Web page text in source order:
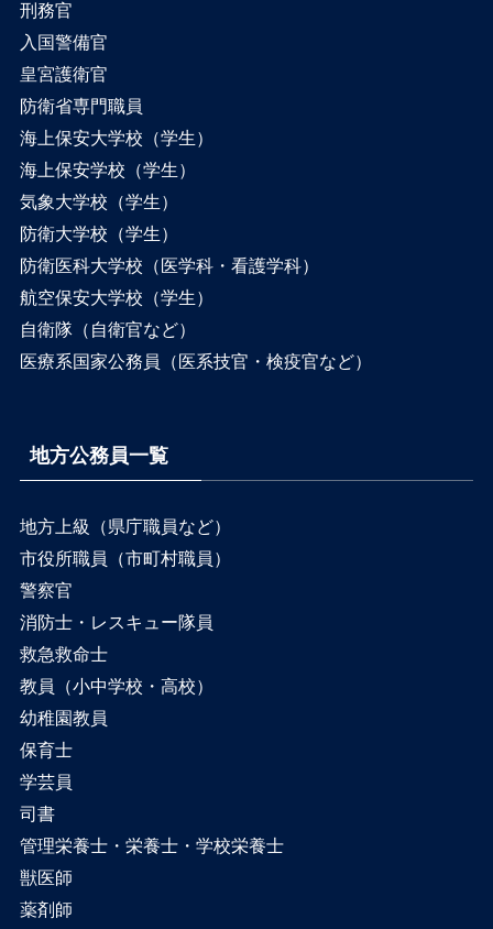
刑務官
入国警備官
皇宮護衛官
防衛省専門職員
海上保安大学校（学生）
海上保安学校（学生）
気象大学校（学生）
防衛大学校（学生）
防衛医科大学校（医学科・看護学科）
航空保安大学校（学生）
自衛隊（自衛官など）
医療系国家公務員（医系技官・検疫官など）
地方公務員一覧
地方上級（県庁職員など）
市役所職員（市町村職員）
警察官
消防士・レスキュー隊員
救急救命士
教員（小中学校・高校）
幼稚園教員
保育士
学芸員
司書
管理栄養士・栄養士・学校栄養士
獣医師
薬剤師